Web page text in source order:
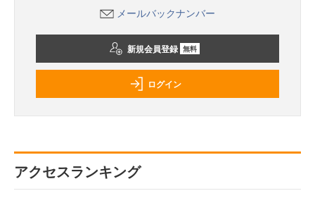
メールバックナンバー
新規会員登録 無料
ログイン
アクセスランキング